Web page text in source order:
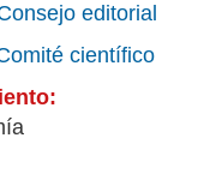
editorial
científico